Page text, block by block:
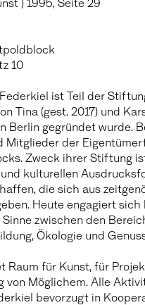
10
ist Teil der
Tina (gest. 2017) und
Berlin gegründet wurde.
Mitglieder der
Zweck ihrer Stiftung
kulturellen
die sich aus
Heute engagiert sich
zwischen den
Ökologie und
Raum für Kunst, für
von Möglichem. Alle
bevorzugt in